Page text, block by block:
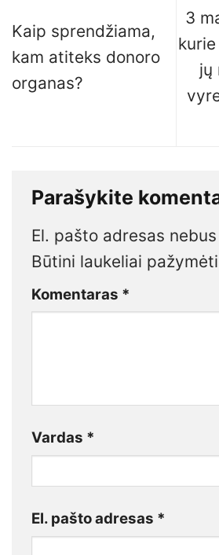
Kaip sprendžiama,
kam atiteks donoro
organas?
3
jų
Parašykite
El. pašto adresas
Būtini laukeliai pažymėti
Komentaras *
Vardas *
El. pašto adresas *